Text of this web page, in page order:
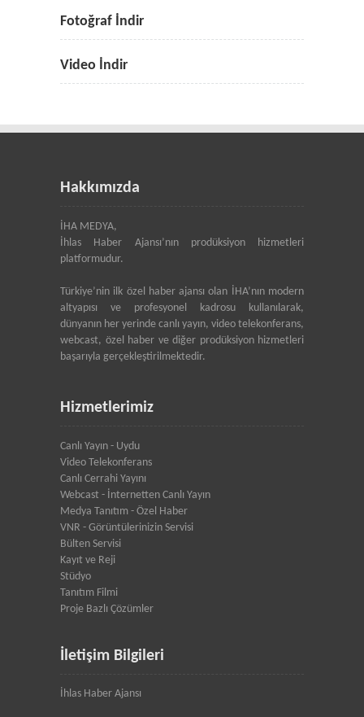
Fotoğraf İndir
Video İndir
Hakkımızda
İHA MEDYA,
İhlas Haber Ajansı’nın prodüksiyon hizmetleri
platformudur.
Türkiye’nin ilk özel haber ajansı olan İHA’nın modern
altyapısı ve profesyonel kadrosu kullanılarak,
dünyanın her yerinde canlı yayın, video telekonferans,
webcast, özel haber ve diğer prodüksiyon hizmetleri
başarıyla gerçekleştirilmektedir.
Hizmetlerimiz
Canlı Yayın - Uydu
Video Telekonferans
Canlı Cerrahi Yayını
Webcast - İnternetten Canlı Yayın
Medya Tanıtım - Özel Haber
VNR - Görüntülerinizin Servisi
Bülten Servisi
Kayıt ve Reji
Stüdyo
Tanıtım Filmi
Proje Bazlı Çözümler
İletişim Bilgileri
İhlas Haber Ajansı